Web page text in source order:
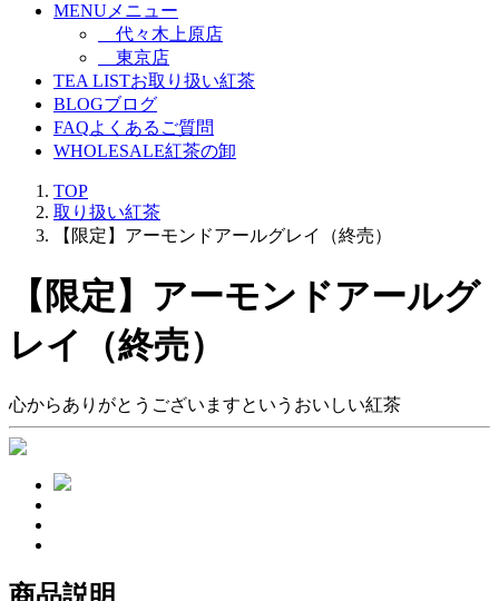
MENUメニュー
代々木上原店
東京店
TEA LISTお取り扱い紅茶
BLOGブログ
FAQよくあるご質問
WHOLESALE紅茶の卸
TOP
取り扱い紅茶
【限定】アーモンドアールグレイ（終売）
【限定】アーモンドアールグ
レイ（終売）
心からありがとうございますというおいしい紅茶